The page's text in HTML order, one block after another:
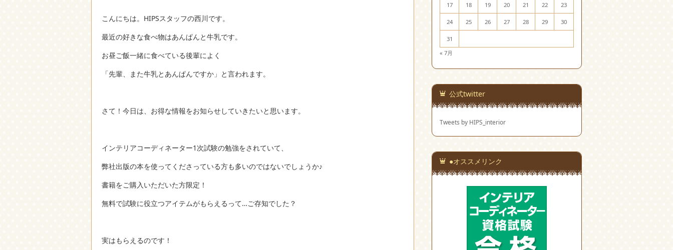
こんにちは。HIPSスタッフの西川です。
最近の好きな食べ物はあんぱんと牛乳です。
お昼ご飯一緒に食べている後輩によく
「先輩、また牛乳とあんぱんですか」と言われます。
さて！今日は、お得な情報をお知らせしていきたいと思います。
インテリアコーディネーター1次試験の勉強をされていて、
弊社出版の本を使ってくださっている方も多いのではないでしょうか♪
書籍をご購入いただいた方限定！
無料で試験に役立つアイテムがもらえるって…ご存知でした？
実はもらえるのです！
« 7月
17 18 19 20 21 22 23
24 25 26 27 28 29 30
31
公式twitter
Tweets by HIPS_interior
●オススメリンク